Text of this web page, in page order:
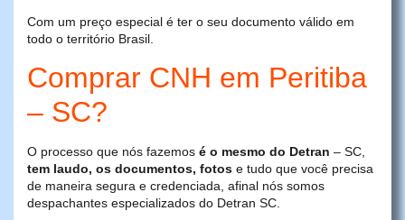
Com um preço especial é ter o seu documento válido em
todo o território Brasil.
Comprar CNH em Peritiba
– SC?
O processo que nós fazemos é o mesmo do Detran – SC,
tem laudo, os documentos, fotos e tudo que você precisa
de maneira segura e credenciada, afinal nós somos
despachantes especializados do Detran SC.